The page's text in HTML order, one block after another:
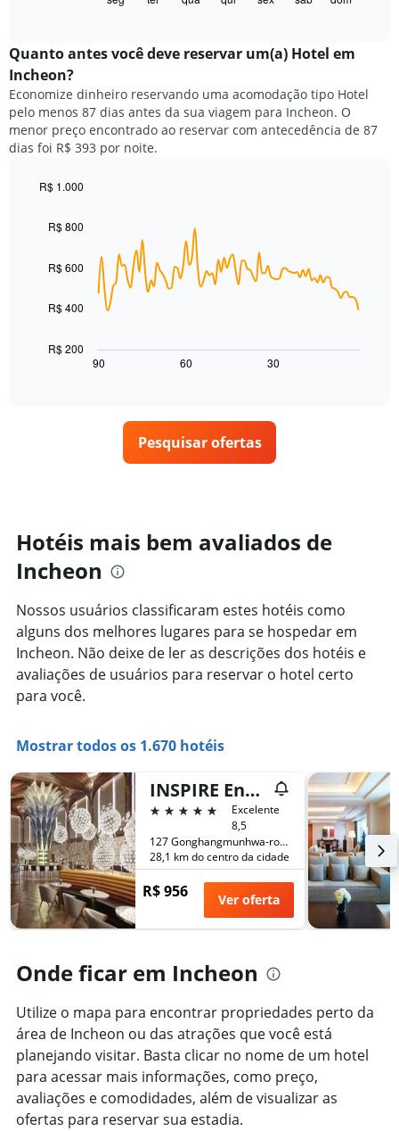
O
gráfico
tem
1
eixo
Y
exibindo
preço
quarto
exibe
o
preço
médio
de
um
quarto
cada
semana
gráfico
exibindo
o
preço
médio
um
quarto
Quanto antes você deve reservar um(a) Hotel em
Incheon?
Economize dinheiro reservando uma acomodação tipo Hotel
pelo menos 87 dias antes da sua viagem para Incheon. O
menor preço encontrado ao reservar com antecedência de 87
dias foi R$ 393 por noite.
chart
with
data
points.
acordo
com
a
aproximação
data
de
estadia
O
gráfico
tem
X
exibindo
o
número
de
dias
antes
da
estadia
O
gráfico
eixo
exibindo
o
preço
médio
de
um
quarto
90 60 30
R$ 200
R$ 400
R$ 600
R$ 800
R$ 1.000
Pesquisar ofertas
Hotéis mais bem avaliados de
Incheon
Nossos usuários classificaram estes hotéis como
alguns dos melhores lugares para se hospedar em
Incheon. Não deixe de ler as descrições dos hotéis e
avaliações de usuários para reservar o hotel certo
para você.
Mostrar todos os 1.670 hotéis
INSPIRE Entertainment Resort
5 estrelas
Excelente
8,5
127 Gonghangmunhwa-ro, Jung-gu, Incheon, Coreia do Sul
28,1 km do centro da cidade
R$ 956 Ver oferta
Onde ficar em Incheon
Utilize o mapa para encontrar propriedades perto da
área de Incheon ou das atrações que você está
planejando visitar. Basta clicar no nome de um hotel
para acessar mais informações, como preço,
avaliações e comodidades, além de visualizar as
ofertas para reservar sua estadia.